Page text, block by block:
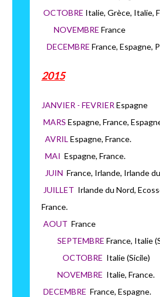
OCTOBRE Italie, Grèce,
NOVEMBRE
DECEMBRE France, Espagne,
2015
JANVIER - FEVRIER
MARS Espagne, France,
AVRIL Espagne,
MAI Espagne,
JUIN France, Irlande,
JUILLET Irlande du Nord,
AOUT
SEPTEMBRE France,
OCTOBRE Italie
NOVEMBRE Italie,
DECEMBRE France, Espagne.